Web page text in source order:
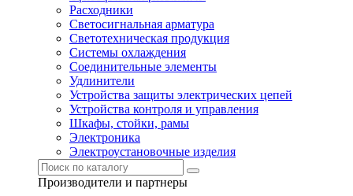
Расходники
Светосигнальная арматура
Светотехническая продукция
Системы охлаждения
Соединительные элементы
Удлинители
Устройства защиты электрических цепей
Устройства контроля и управления
Шкафы, стойки, рамы
Электроника
Электроустановочные изделия
Производители и партнеры